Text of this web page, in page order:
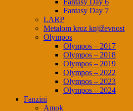
Fantasy Day 6
Fantasy Day 7
LARP
Metalom kroz književnost
Olympos
Olympos – 2017
Olympos – 2018
Olympos – 2019
Olympos – 2022
Olympos – 2023
Olympos – 2024
Fanzini
Amok